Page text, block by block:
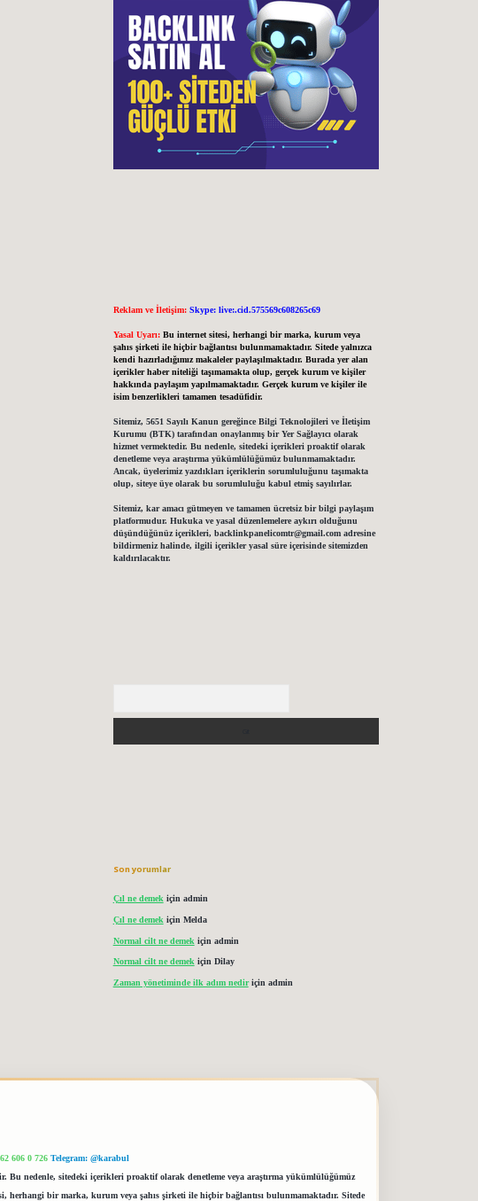
Reklam ve İletişim: Skype: live:.cid.575569c608265c69
Yasal Uyarı: Bu internet sitesi, herhangi bir marka, kurum veya
şahıs şirketi ile hiçbir bağlantısı bulunmamaktadır. Sitede yalnızca
kendi hazırladığımız makaleler paylaşılmaktadır. Burada yer alan
içerikler haber niteliği taşımamakta olup, gerçek kurum ve kişiler
hakkında paylaşım yapılmamaktadır. Gerçek kurum ve kişiler ile
isim benzerlikleri tamamen tesadüfidir.
Sitemiz, 5651 Sayılı Kanun gereğince Bilgi Teknolojileri ve İletişim
Kurumu (BTK) tarafından onaylanmış bir Yer Sağlayıcı olarak
hizmet vermektedir. Bu nedenle, sitedeki içerikleri proaktif olarak
denetleme veya araştırma yükümlülüğümüz bulunmamaktadır.
Ancak, üyelerimiz yazdıkları içeriklerin sorumluluğunu taşımakta
olup, siteye üye olarak bu sorumluluğu kabul etmiş sayılırlar.
Sitemiz, kar amacı gütmeyen ve tamamen ücretsiz bir bilgi paylaşım
platformudur. Hukuka ve yasal düzenlemelere aykırı olduğunu
düşündüğünüz içerikleri, backlinkpanelicomtr@gmail.comadresine
bildirmeniz halinde, ilgili içerikler yasal süre içerisinde sitemizden
kaldırılacaktır.
Son yorumlar
Çıl ne demekiçin admin
Çıl ne demek için Melda
Normal cilt ne demek için admin
Normal cilt ne demek için Dilay
Zaman yönetiminde ilk adım nediriçin admin
606 0 726 Telegram: @karabul
Bu nedenle, sitedeki içerikleri proaktif olarak denetleme veya araştırma yükümlülüğümüz
bir marka, kurum veya şahıs şirketi ile hiçbir bağlantısı bulunmamaktadır. Sitede